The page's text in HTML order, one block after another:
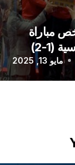
مباراة
الهلال والقادسية (1-2)
مايو 13, 2025